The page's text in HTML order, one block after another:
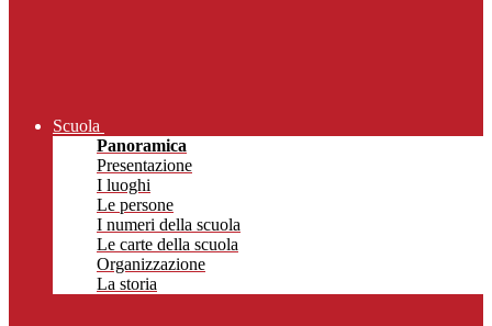
Scuola
Panoramica
Presentazione
I luoghi
Le persone
I numeri della scuola
Le carte della scuola
Organizzazione
La storia